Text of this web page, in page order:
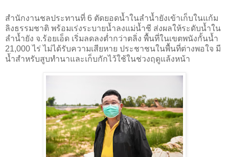
สำนักงานชลประทานที่ 6 ตัดยอดน้ำในลำน้ำยังเข้าเก็บในแก้ม
ลิงธรรมชาติ พร้อมเร่งระบายน้ำลงแม่น้ำชี ส่งผลให้ระดับน้ำใน
ลำน้ำยัง จ.ร้อยเอ็ด เริ่มลดลงต่ำกว่าตลิ่ง พื้นที่ในเขตพนังกั้นน้ำ
21,000 ไร่ ไม่ได้รับความเสียหาย ประชาชนในพื้นที่ต่างพอใจ มี
น้ำสำหรับสูบทำนาและเก็บกักไว้ใช้ในช่วงฤดูแล้งหน้า